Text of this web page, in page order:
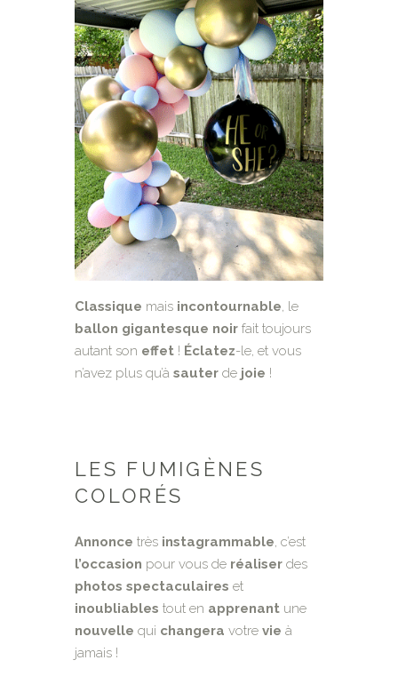
Classique mais incontournable , le
ballon gigantesque noir fait toujours
autant son effet ! Éclatez-le, et vous
n’avez plus qu’à sauter de joie !
LES FUMIGÈNES
COLORÉS
Annonce très instagrammable , c’est
l’occasion pour vous de réaliser des
photos spectaculaires et
inoubliables tout en apprenant une
nouvelle qui changera votre vie à
jamais !